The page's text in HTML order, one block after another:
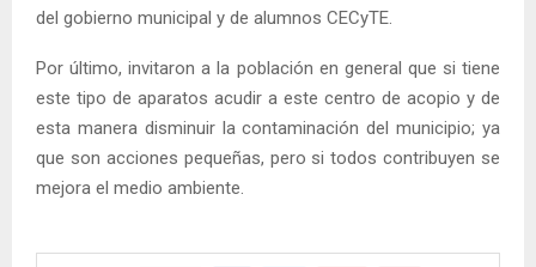
del gobierno municipal y de alumnos CECyTE.
Por último, invitaron a la población en general que si tiene
este tipo de aparatos acudir a este centro de acopio y de
esta manera disminuir la contaminación del municipio; ya
que son acciones pequeñas, pero si todos contribuyen se
mejora el medio ambiente.